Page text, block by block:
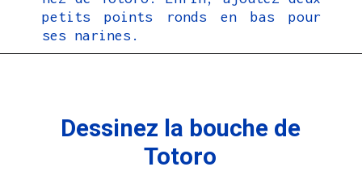
petits points ronds en bas pour
ses narines.
Dessinez la bouche de
Totoro